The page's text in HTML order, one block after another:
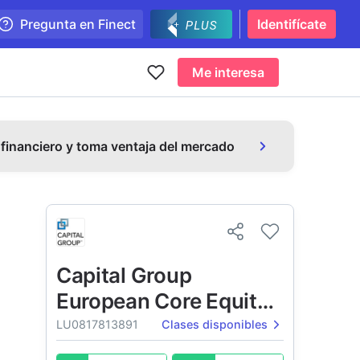
Pregunta en Finect Identifícate
Me interesa
y toma ventaja del mercado
Capital Group
European Core Equity
Fund (LUX)
LU0817813891 Clases disponibles